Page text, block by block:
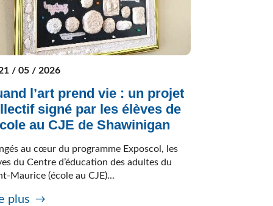
/ 05 / 2026
l’art prend vie : un projet
signé par les élèves de
au CJE de Shawinigan
au cœur du programme Exposcol, les
du Centre d’éducation des adultes du
Maurice (école au CJE)...
plus